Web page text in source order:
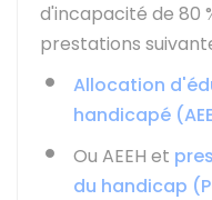
d'incapacité de 80
prestations
Allocation
handicapé
Ou AEEH et
du handicap